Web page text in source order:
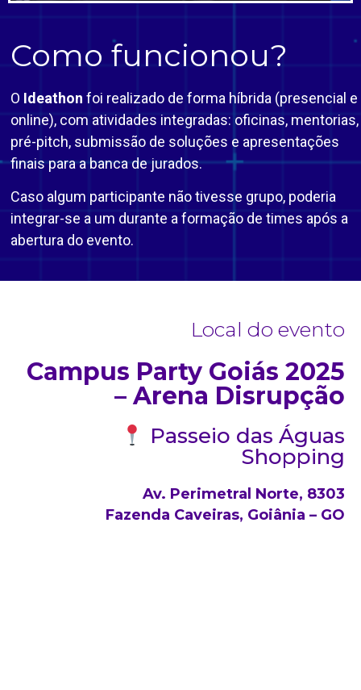
Como funcionou?
O Ideathon foi realizado de forma híbrida (presencial e
online), com atividades integradas: oficinas, mentorias,
pré-pitch, submissão de soluções e apresentações
finais para a banca de jurados.
Caso algum participante não tivesse grupo, poderia
integrar-se a um durante a formação de times após a
abertura do evento.
Local do evento
Campus Party Goiás 2025
– Arena Disrupção
Passeio das Águas
Shopping
Av. Perimetral Norte, 8303
Fazenda Caveiras, Goiânia – GO